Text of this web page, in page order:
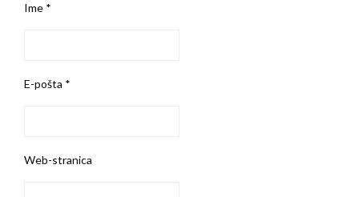
Ime *
E-pošta *
Web-stranica